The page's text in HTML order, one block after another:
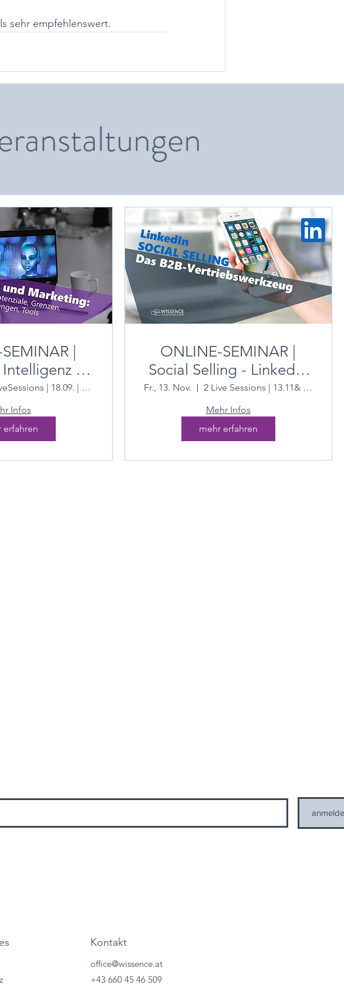
|
in
Marketing3 LiveSessions | 18.09. | 25.09. | 02.10.
Infos
erfahren
ONLINE-SEMINAR |
Social Selling - LinkedIn
als Vertriebsinstrument
nutzen
Fr., 13. Nov.
2 Live Sessions | 13.11& 20.11 09:00-13:00
Mehr Infos
mehr erfahren
sehr empfehlenswert.
Kontakt
office@wissence.at
+43 660 45 46 509